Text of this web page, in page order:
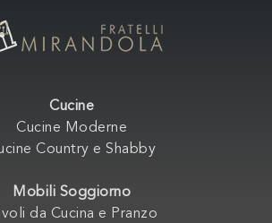
Cucine
Cucine Moderne
Country e Shabby
Mobili Soggiorno
da Cucina e Pranzo